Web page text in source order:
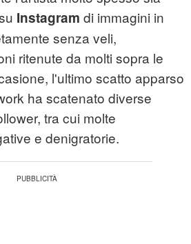
Instagram di immagini in
senza veli,
ritenute da molti sopra le
l'ultimo scatto apparso
ha scatenato diverse
tra cui molte
e denigratorie.